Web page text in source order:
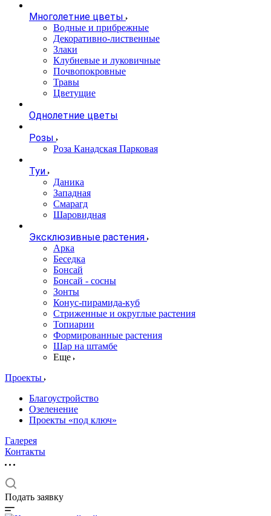
Многолетние цветы
Водные и прибрежные
Декоративно-лиственные
Злаки
Клубневые и луковичные
Почвопокровные
Травы
Цветущие
Однолетние цветы
Розы
Роза Канадская Парковая
Туи
Даника
Западная
Смарагд
Шаровидная
Эксклюзивные растения
Арка
Беседка
Бонсай
Бонсай - сосны
Зонты
Конус-пирамида-куб
Стриженные и округлые растения
Топиарии
Формированные растения
Шар на штамбе
Еще
Проекты
Благоустройство
Озеленение
Проекты «под ключ»
Галерея
Контакты
Подать заявку